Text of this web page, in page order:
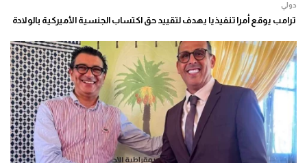
دولي
ترامب يوقع أمرا تنفيذيا يهدف لتقييد حق اكتساب الجنسية الأميركية بالولادة